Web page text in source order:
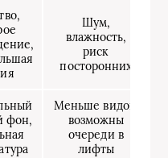
Шум,
влажность,
риск
посторонних
фон,
Меньше видов,
возможны
очереди в
лифты